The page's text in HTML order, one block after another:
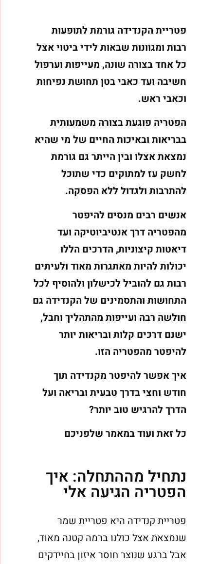
פטריית הקנדידה גורמת לתופעות
רבות ומגוונות שבאות לידי ביטוי אצל
כל אחד בצורה שונה, מעייפות וערפול
חשיבה ועד כאבי בטן תחושת נפיחות
וכאבי ראש.
הפטריה פוגעת בצורה משמעותית
בבריאות ובאיכות החיים של מי שהיא
נמצאת אצלו ובין הייתר גם גורמת
לחשק עז למתוקים כדי שתוכל
להתרבות ולגדול ללא הפסקה.
אנשים רבים מנסים להיפטר
מהפטריה דרך אנטיביוטיקה ועד
דיאטות קיצוניות, הדרכים הללו
יכולות להיות מאתגרות מאוד ולעיתים
רבות גם להוביל לכישלון ולהוסיף לכל
התחושות והתסמינים של הקנדידה גם
חולשה רבה ועייפות מהתהליך וחבל,
ישנם דרכים קלות ובריאות יותר
להיפטר מהפטריה הזו.
איך אפשר להיפטר מקנדידה תוך
חודש וחצי בדרך טבעית ובריאה ועל
הדרך להרגיש טוב יותר?
כל זאת ועוד במאמר שלפניכם
נתחיל מההתחלה: איך
הפטריה הגיעה אלי
פטריית קנדידה היא פטריית שמר
שנמצאת אצל כולנו ברמה קטנה מאוד,
אבל ברגע שנוצר חוסר איזון בחיידקים